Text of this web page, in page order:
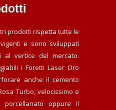
prodotti rispetta tutte le
e sono sviluppati
al vertice del mercato.
i Foretti Laser Oro
anche il cemento
Turbo, velocissimo e
porcellanato oppure il